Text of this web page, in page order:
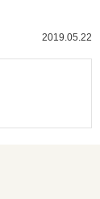
2019.05.22